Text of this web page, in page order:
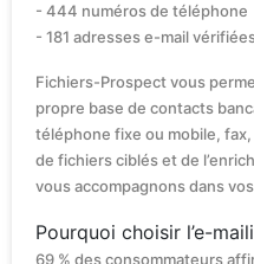
- 444 numéros de téléphone
- 181 adresses e-mail
Fichiers-Prospect vous
propre base de contacts
téléphone fixe ou mobile,
de fichiers ciblés et de
vous accompagnons dans
Pourquoi choisir l’e-
69 % des consommateurs